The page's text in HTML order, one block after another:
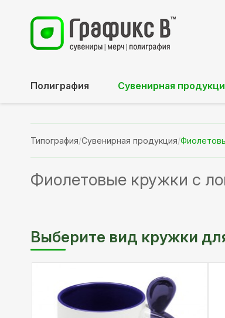
Полиграфия Сувенирная
Типография/Сувенирная продукция/
Фиолетовые кружки с
Выберите вид кружки